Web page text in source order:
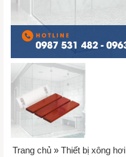
Trang chủ » Thiết bị xông hơi